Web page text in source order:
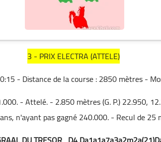
3 - PRIX ELECTRA (ATTELE)
- Distance de la course : 2850 mètres -
- Attelé. - 2.850 mètres (G. P.) 22.950,
n'ayant pas gagné 240.000. - Recul de 25